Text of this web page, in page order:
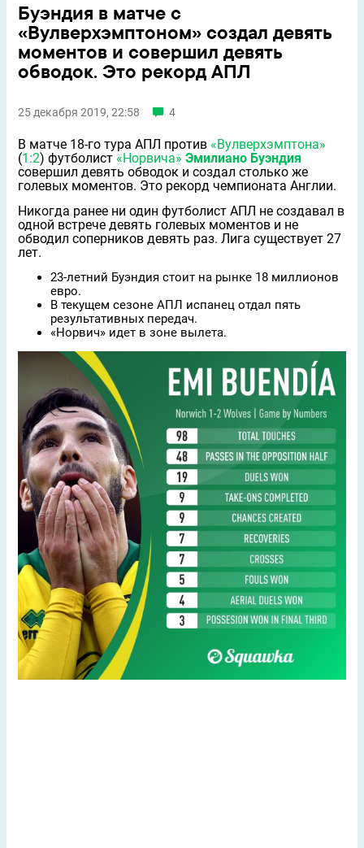
Буэндия в матче с
«Вулверхэмптоном» создал девять
моментов и совершил девять
обводок. Это рекорд АПЛ
25 декабря 2019, 22:58 4
В матче 18-го тура АПЛ против «Вулверхэмптона»
(1:2) футболист «Норвича» Эмилиано Буэндия
совершил девять обводок и создал столько же
голевых моментов. Это рекорд чемпионата Англии.
Никогда ранее ни один футболист АПЛ не создавал в
одной встрече девять голевых моментов и не
обводил соперников девять раз. Лига существует 27
лет.
23-летний Буэндия стоит на рынке 18 миллионов
евро.
В текущем сезоне АПЛ испанец отдал пять
результативных передач.
«Норвич» идет в зоне вылета.